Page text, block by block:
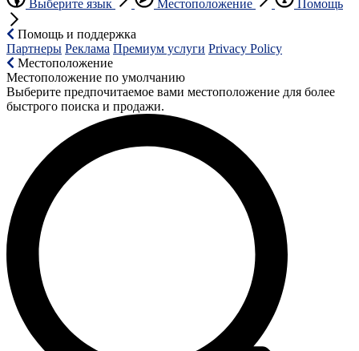
Выберите язык Местоположение Помощь
Помощь и поддержка
Партнеры Реклама Премиум услуги Privacy Policy
Местоположение
Местоположение по умолчанию
Выберите предпочитаемое вами местоположение для более
быстрого поиска и продажи.